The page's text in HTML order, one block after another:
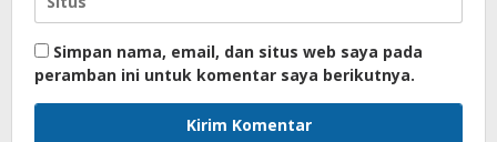
Simpan nama, email, dan situs web saya pada
peramban ini untuk komentar saya berikutnya.